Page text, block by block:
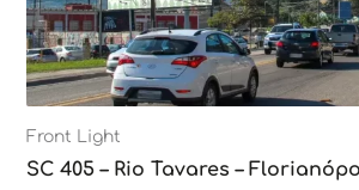
Front Light
SC 405 – Rio Tavares –